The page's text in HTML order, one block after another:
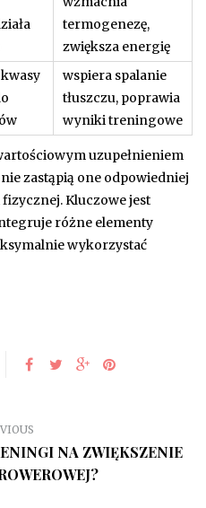
termogenezę,
zwiększa energię
wspiera spalanie
tłuszczu, poprawia
wyniki treningowe
uzupełnieniem
zastąpią one odpowiedniej
Kluczowe jest
różne elementy
wykorzystać
NA ZWIĘKSZENIE